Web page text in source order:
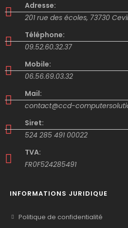
Adresse:
201 rue des écoles, 73730
Téléphone:
09.52.60.32.37
Mobile:
06.56.69.03.32
Mail:
contact@ccd-
Siret:
524 285 491 00022
TVA:
FR0F524285491
INFORMATIONS JURIDIQUE
Politique de confidentialité